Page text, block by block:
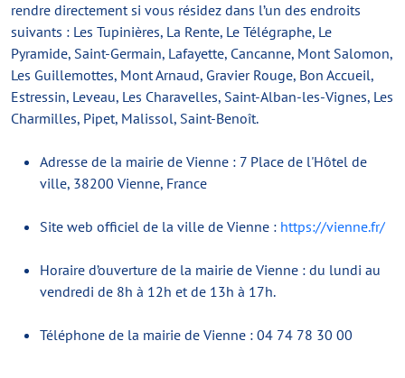
rendre directement si vous résidez dans l’un des endroits
suivants : Les Tupinières, La Rente, Le Télégraphe, Le
Pyramide, Saint-Germain, Lafayette, Cancanne, Mont Salomon,
Les Guillemottes, Mont Arnaud, Gravier Rouge, Bon Accueil,
Estressin, Leveau, Les Charavelles, Saint-Alban-les-Vignes, Les
Charmilles, Pipet, Malissol, Saint-Benoît.
Adresse de la mairie de Vienne : 7 Place de l'Hôtel de
ville, 38200 Vienne, France
Site web officiel de la ville de Vienne : https://vienne.fr/
Horaire d’ouverture de la mairie de Vienne : du lundi au
vendredi de 8h à 12h et de 13h à 17h.
Téléphone de la mairie de Vienne : 04 74 78 30 00